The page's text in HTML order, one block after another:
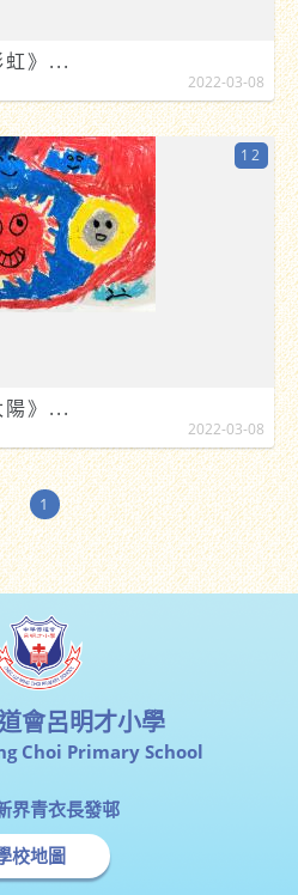
》...
2022-03-08
》...
12
2022-03-08
1
會呂明才小學
Choi Primary School
界青衣長發邨
校地圖